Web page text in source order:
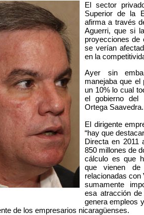
El sector
Superior de la
afirma a través
Aguerri, que si
proyecciones de
se verían
en la
Ayer sin
manejaba que
un 10% lo cual
el gobierno del
Ortega Saavedra.
El dirigente
“hay que
Directa en 2011
850 millones de
cálculo es que
que vienen de
relacionadas con
sumamente
esa atracción
genera empleos
de los empresarios nicaragüenses.